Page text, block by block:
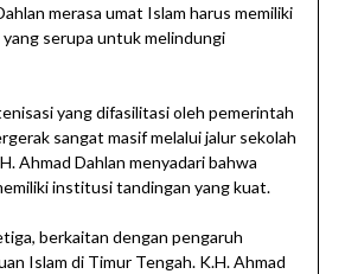
merasa umat Islam harus memiliki
serupa untuk melindungi
yang difasilitasi oleh pemerintah
sangat masif melalui jalur sekolah
Ahmad Dahlan menyadari bahwa
institusi tandingan yang kuat.
berkaitan dengan pengaruh
Islam di Timur Tengah. K.H. Ahmad